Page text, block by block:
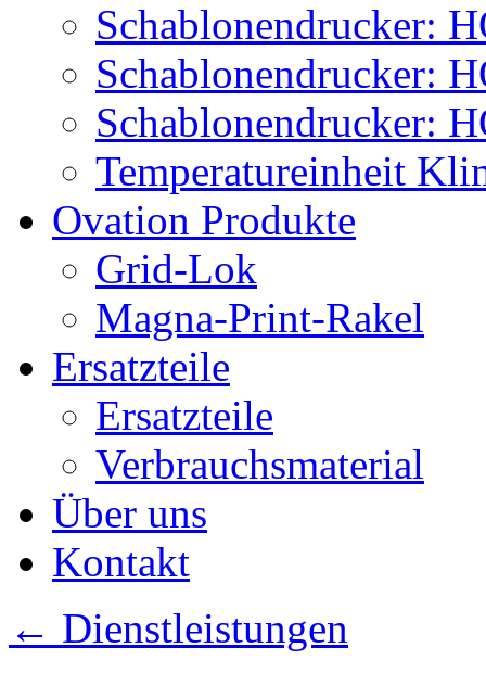
Schablonendrucker:
Schablonendrucker:
Schablonendrucker:
Temperatureinheit
Ovation Produkte
Grid-Lok
Magna-Print-Rakel
Ersatzteile
Ersatzteile
Verbrauchsmaterial
Über uns
Kontakt
← Dienstleistungen